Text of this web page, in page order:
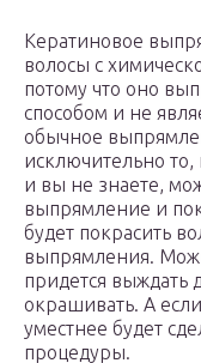
Кератиновое
волосы с
потому что оно
способом и не
обычное
исключительно
и вы не знаете,
выпрямление и
будет покрасить
выпрямления.
придется выждать
окрашивать. А
уместнее будет
процедуры.